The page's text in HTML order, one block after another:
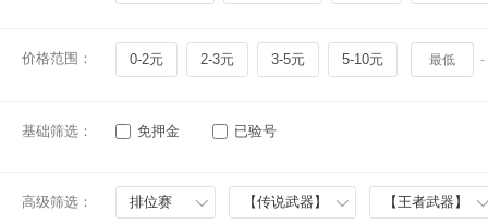
价格范围： 0-2元 2-3元 3-5元 5-10元 -
基础筛选： 免押金 已验号
高级筛选： 排位赛 【传说武器】 【王者武器】